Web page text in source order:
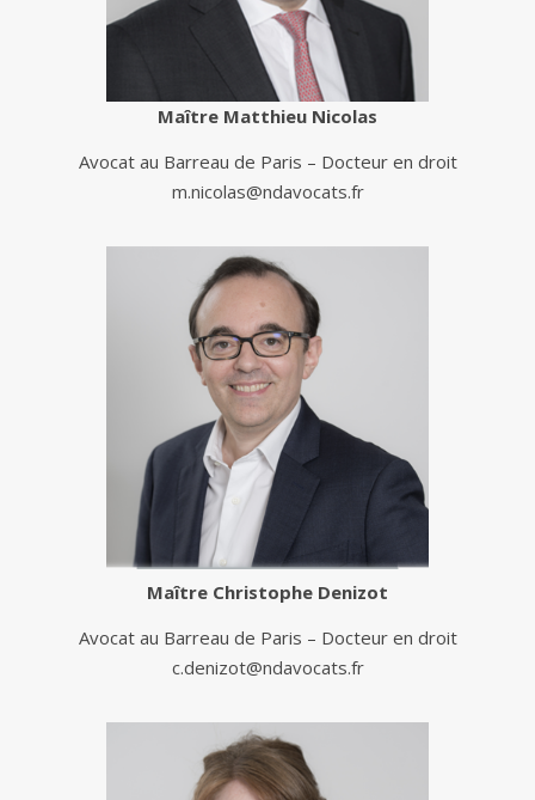
Maître Matthieu Nicolas
Avocat au Barreau de Paris – Docteur en droit
m.nicolas@ndavocats.fr
Maître Christophe Denizot
Avocat au Barreau de Paris – Docteur en droit
c.denizot@ndavocats.fr